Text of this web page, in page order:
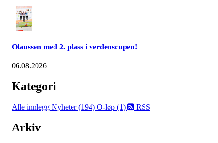
Olaussen med 2. plass i verdenscupen!
06.08.2026
Kategori
Alle innlegg Nyheter (194) O-løp (1) RSS
Arkiv